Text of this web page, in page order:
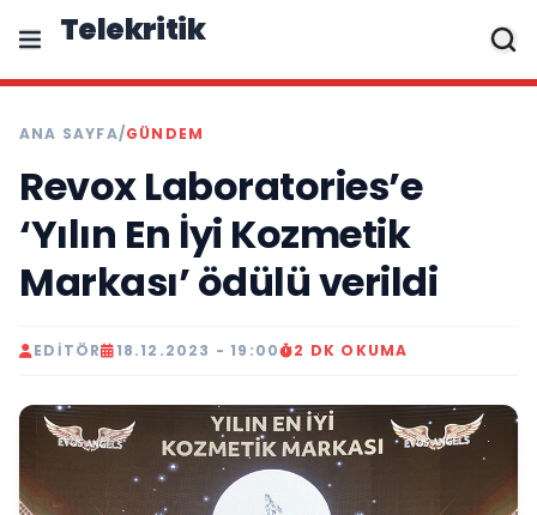
Telekritik
ANA SAYFA/GÜNDEM
Revox Laboratories’e
‘Yılın En İyi Kozmetik
Markası’ ödülü verildi
EDITÖR 18.12.2023 - 19:00 2 DK OKUMA